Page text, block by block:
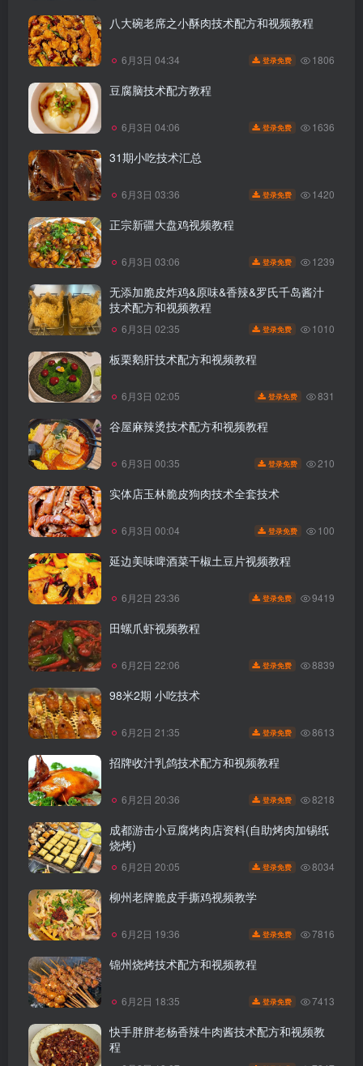
八大碗老席之小酥肉技术配方和视频教程
6月3日 04:34 登录免费 1806
豆腐脑技术配方教程
6月3日 04:06 登录免费 1636
31期小吃技术汇总
6月3日 03:36 登录免费 1420
正宗新疆大盘鸡视频教程
6月3日 03:06 登录免费 1239
无添加脆皮炸鸡&原味&香辣&罗氏千岛酱汁
技术配方和视频教程
6月3日 02:35 登录免费 1010
板栗鹅肝技术配方和视频教程
6月3日 02:05 登录免费 831
谷屋麻辣烫技术配方和视频教程
6月3日 00:35 登录免费 210
实体店玉林脆皮狗肉技术全套技术
6月3日 00:04 登录免费 100
延边美味啤酒菜干椒土豆片视频教程
6月2日 23:36 登录免费 9419
田螺爪虾视频教程
6月2日 22:06 登录免费 8839
98米2期 小吃技术
6月2日 21:35 登录免费 8613
招牌收汁乳鸽技术配方和视频教程
6月2日 20:36 登录免费 8218
成都游击小豆腐烤肉店资料(自助烤肉加锡纸
烧烤)
6月2日 20:05 登录免费 8034
柳州老牌脆皮手撕鸡视频教学
6月2日 19:36 登录免费 7816
锦州烧烤技术配方和视频教程
6月2日 18:35 登录免费 7413
快手胖胖老杨香辣牛肉酱技术配方和视频教
程